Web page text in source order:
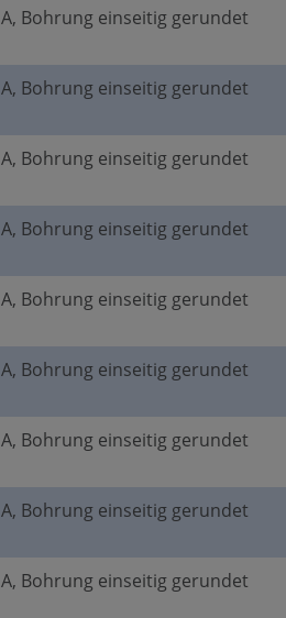
A, Bohrung einseitig gerundet
A, Bohrung einseitig gerundet
A, Bohrung einseitig gerundet
A, Bohrung einseitig gerundet
A, Bohrung einseitig gerundet
A, Bohrung einseitig gerundet
A, Bohrung einseitig gerundet
A, Bohrung einseitig gerundet
A, Bohrung einseitig gerundet